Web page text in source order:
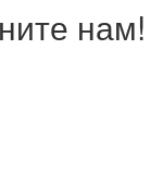
нам!